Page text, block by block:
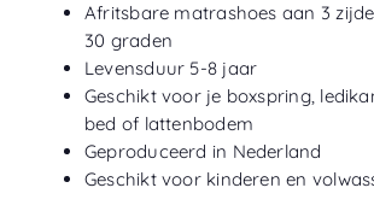
Afritsbare matrashoes aan 3
30 graden
Levensduur 5-8 jaar
Geschikt voor je boxspring,
bed of lattenbodem
Geproduceerd in Nederland
Geschikt voor kinderen en